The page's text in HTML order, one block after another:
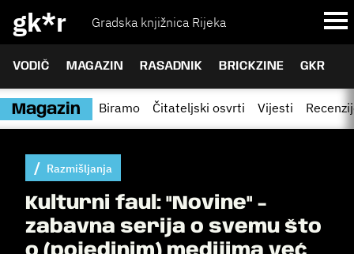
gk*r Gradska knjižnica Rijeka
VODIČ MAGAZIN RASADNIK BRICKZINE GKR
Magazin Biramo Čitateljski osvrti Vijesti
Razmišljanja
Kulturni faul: "Novine" -
zabavna serija o svemu što